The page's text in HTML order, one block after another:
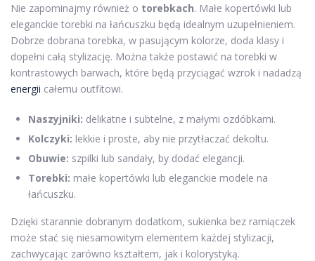
Nie zapominajmy również o torebkach. Małe kopertówki lub
eleganckie torebki na łańcuszku będą idealnym uzupełnieniem.
Dobrze dobrana torebka, w pasującym kolorze, doda klasy i
dopełni całą stylizację. Można także postawić na torebki w
kontrastowych barwach, które będą przyciągać wzrok i nadadzą
energii całemu outfitowi.
Naszyjniki: delikatne i subtelne, z małymi ozdóbkami.
Kolczyki: lekkie i proste, aby nie przytłaczać dekoltu.
Obuwie: szpilki lub sandały, by dodać elegancji.
Torebki: małe kopertówki lub eleganckie modele na
łańcuszku.
Dzięki starannie dobranym dodatkom, sukienka bez ramiączek
może stać się niesamowitym elementem każdej stylizacji,
zachwycając zarówno kształtem, jak i kolorystyką.